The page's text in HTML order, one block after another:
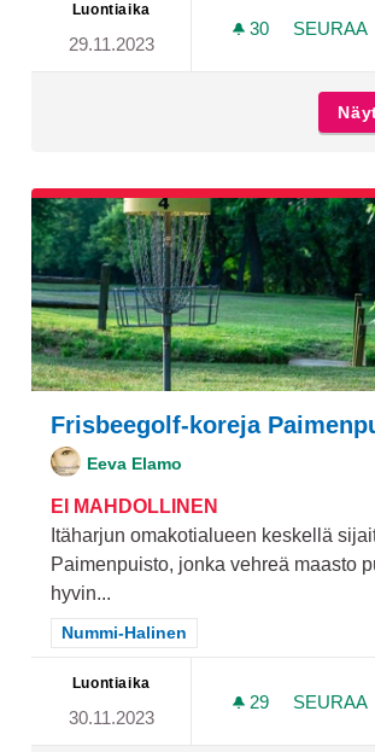
Luontiaika
29.11.2023
30 30
SEURAA
Frisbeegolf-koreja
Eeva Elamo
EI MAHDOLLINEN
Itäharjun omakotialueen keskellä
Paimenpuisto, jonka vehreä maasto
hyvin...
Rajaa tulokset teeman mukaan:
Nummi-Halinen
Luontiaika
30.11.2023
29 29
SEURAA